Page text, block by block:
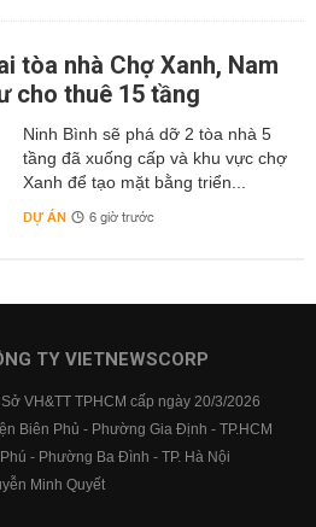
tòa nhà Chợ Xanh, Nam
cho thuê 15 tầng
Ninh Bình sẽ phá dỡ 2 tòa nhà 5
tầng đã xuống cấp và khu vực chợ
Xanh để tạo mặt bằng triển...
DỰ ÁN 6 giờ trước
TY VIETNEWSCORP
VH&TT TPHCM cấp ngày 20/3/2026
Biên Phủ - Phường Gia Định - TP.HCM
- Phường Ba Đình - TP. Hà Nội
Minh Quyết